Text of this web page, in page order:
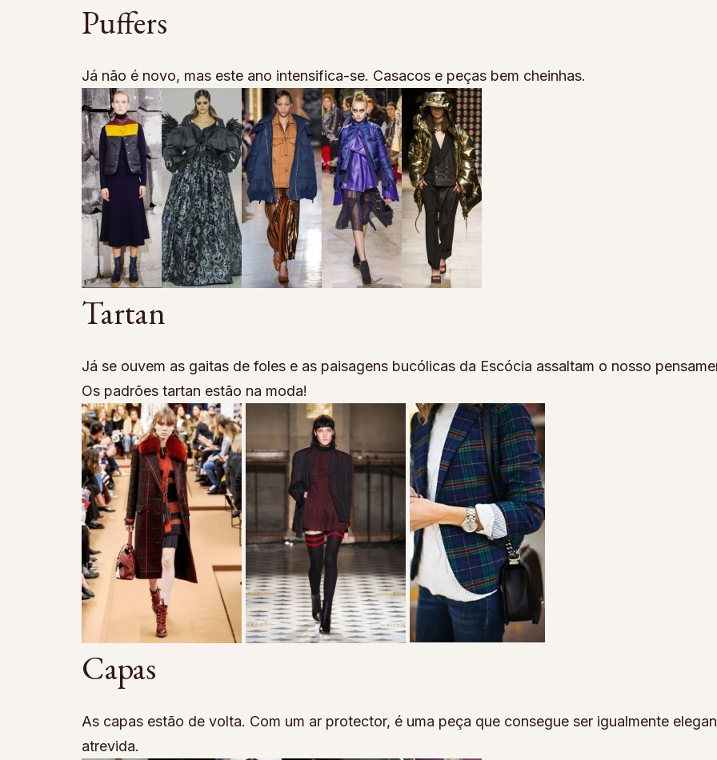
Puffers
Já não é novo, mas este ano intensifica-se. Casacos e peças bem cheinhas.
Tartan
Já se ouvem as gaitas de foles e as paisagens bucólicas da Escócia assaltam o nosso
Os padrões tartan estão na moda!
Capas
As capas estão de volta. Com um ar protector, é uma peça que consegue ser igualmente
atrevida.